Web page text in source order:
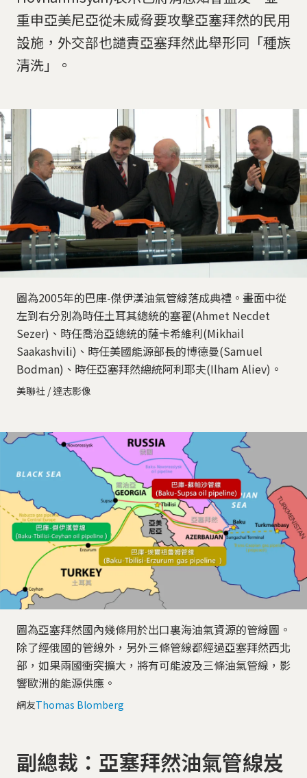
重申亞美尼亞從未威脅要攻擊亞塞拜然的民用
設施，外交部也譴責亞塞拜然此舉形同「種族
清洗」。
圖為2005年的巴庫-傑伊漢油氣管線落成典禮。畫面中從
左到右分別為時任土耳其總統的塞翟(Ahmet Necdet
Sezer)、時任喬治亞總統的薩卡希維利(Mikhail
Saakashvili)、時任美國能源部長的博德曼(Samuel
Bodman)、時任亞塞拜然總統阿利耶夫(Ilham Aliev)。
美聯社 / 達志影像
圖為亞塞拜然國內幾條用於出口裏海油氣資源的管線圖。
除了經俄國的管線外，另外三條管線都經過亞塞拜然西北
部，如果兩國衝突擴大，將有可能波及三條油氣管線，影
響歐洲的能源供應。
網友Thomas Blomberg
副總裁：亞塞拜然油氣管線岌